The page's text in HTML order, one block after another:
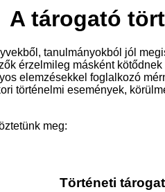
A tárogató
tanulmányokból jól
érzelmileg másként
elemzésekkel foglalkozó
történelmi események,
meg:
Történeti